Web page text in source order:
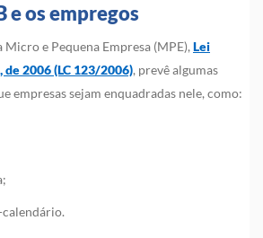
e os empregos
e Pequena Empresa (MPE), Lei
2006 (LC 123/2006), prevê algumas
empresas sejam enquadradas nele, como: